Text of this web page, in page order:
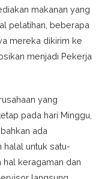
makanan yang
pelatihan, beberapa
mereka dikirim ke
menjadi Pekerja
yang
pada hari Minggu,
ada
halal untuk satu-
hal keragaman dan